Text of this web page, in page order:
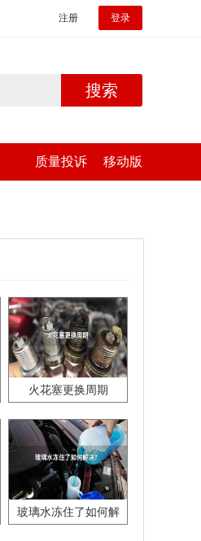
注册 登录
搜索
质量投诉 移动版
火花塞更换周期
玻璃水冻住了如何解